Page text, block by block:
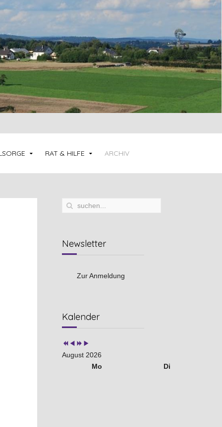
RAT & HILFE ARCHIV
Newsletter
Zur Anmeldung
Kalender
Vorheriges
Jahr
Vorheriger
Monat
Nächstes
Jahr
Nächstes
Monat
August 2026
Mo
Di